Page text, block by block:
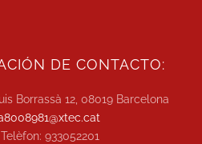
DE CONTACTO:
Borrassà 12, 08019 Barcelona
Telèfon: 933052201